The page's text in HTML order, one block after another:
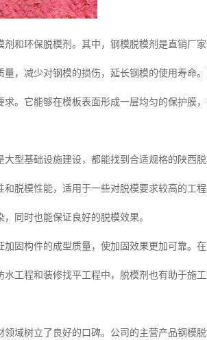
和环保脱模剂。其中，钢模脱模剂是直销厂
，减少对钢模的损伤，延长钢模的使用寿命
。它能够在模板表面形成一层均匀的保护膜
型基础设施建设，都能找到合适规格的陕西
脱模性能，适用于一些对脱模要求较高的工
同时也能保证良好的脱模效果。
固构件的成型质量，使加固效果更加可靠。
工程和装修找平工程中，脱模剂也有助于施
域树立了良好的口碑。公司的主营产品钢模